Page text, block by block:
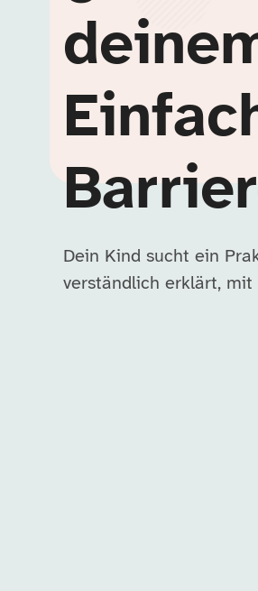
Dein Kind sucht ein
verständlich erklärt,